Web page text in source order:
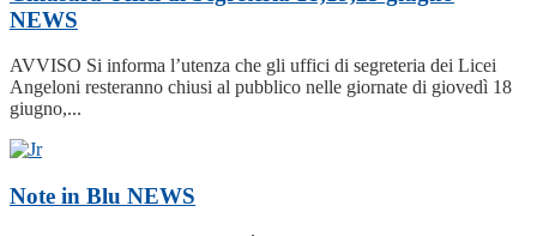
NEWS
AVVISO Si informa l’utenza che gli uffici di segreteria dei Licei
Angeloni resteranno chiusi al pubblico nelle giornate di giovedì 18
giugno,...
Note in Blu NEWS